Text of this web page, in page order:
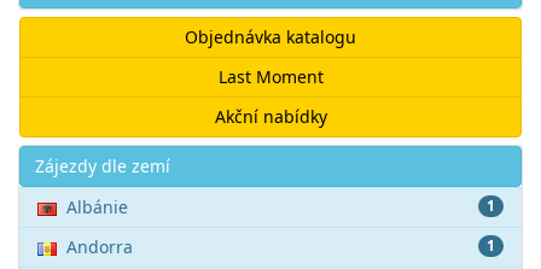
Objednávka katalogu
Last Moment
Akční nabídky
Akce
Zájezdy dle zemí
1
Albánie
1
Andorra